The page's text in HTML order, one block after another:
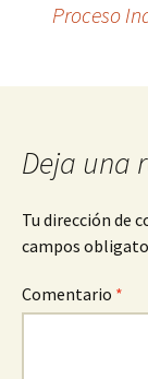
deProceso
Deja una
Tu dirección de
campos
Comentario *